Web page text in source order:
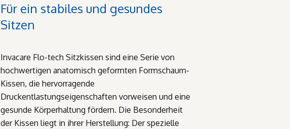
Für ein stabiles und gesundes
Sitzen
Invacare Flo-tech Sitzkissen sind eine Serie von
hochwertigen anatomisch geformten Formschaum-
Kissen, die hervorragende
Druckentlastungseigenschaften vorweisen und eine
gesunde Körperhaltung fördern. Die Besonderheit
der Kissen liegt in ihrer Herstellung: Der spezielle